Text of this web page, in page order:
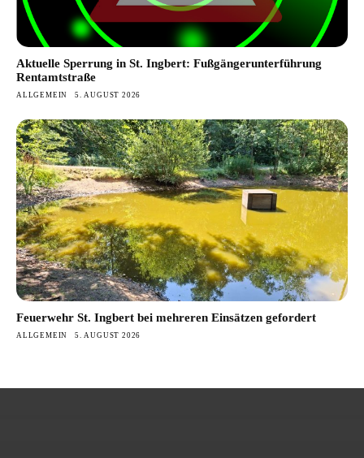
Aktuelle Sperrung in St. Ingbert: Fußgängerunterführung
Rentamtstraße
ALLGEMEIN 5. AUGUST 2026
Feuerwehr St. Ingbert bei mehreren Einsätzen gefordert
ALLGEMEIN 5. AUGUST 2026